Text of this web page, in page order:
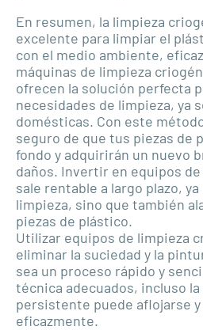
En resumen, la limpieza
excelente para limpiar el
con el medio ambiente,
máquinas de limpieza
ofrecen la solución perfecta
necesidades de limpieza, ya
domésticas. Con este
seguro de que tus piezas de
fondo y adquirirán un nuevo
daños. Invertir en equipos
sale rentable a largo plazo,
limpieza, sino que también
piezas de plástico.
Utilizar equipos de limpieza
eliminar la suciedad y la
sea un proceso rápido y
técnica adecuados, incluso
persistente puede aflojarse
eficazmente.